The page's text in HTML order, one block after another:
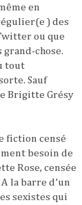
en
) des
ou que
grand-chose.
tout
Sauf
Brigitte Grésy
fiction censé
besoin de
Rose, censée
la barre d’un
sexistes qui